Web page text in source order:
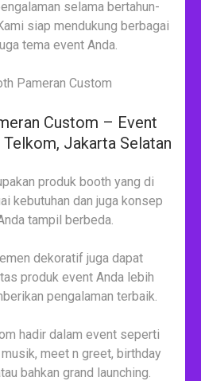
selama bertahun-
siap mendukung berbagai
tema event Anda.
Custom – Event
Jakarta Selatan
produk booth yang di
kebutuhan dan juga konsep
tampil berbeda.
dekoratif juga dapat
produk event Anda lebih
pengalaman terbaik.
hadir dalam event seperti
meet n greet, birthday
bahkan grand launching.